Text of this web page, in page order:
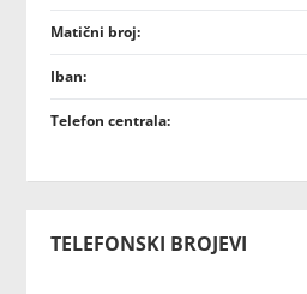
Matični broj:
Iban:
Telefon centrala:
TELEFONSKI BROJEVI